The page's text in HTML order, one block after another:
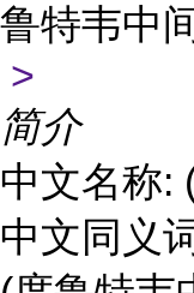
鲁特韦中
>
简介
中文名称:
中文同义